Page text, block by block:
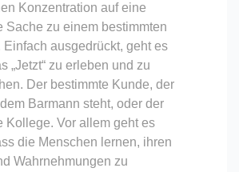
Konzentration auf eine
Sache zu einem bestimmten
Einfach ausgedrückt, geht es
„Jetzt“ zu erleben und zu
Der bestimmte Kunde, der
dem Barmann steht, oder der
Kollege. Vor allem geht es
die Menschen lernen, ihren
Wahrnehmungen zu